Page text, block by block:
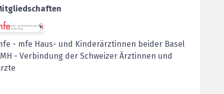
- mfe Haus- und Kinderärztinnen beider Basel
- Verbindung der Schweizer Ärztinnen und